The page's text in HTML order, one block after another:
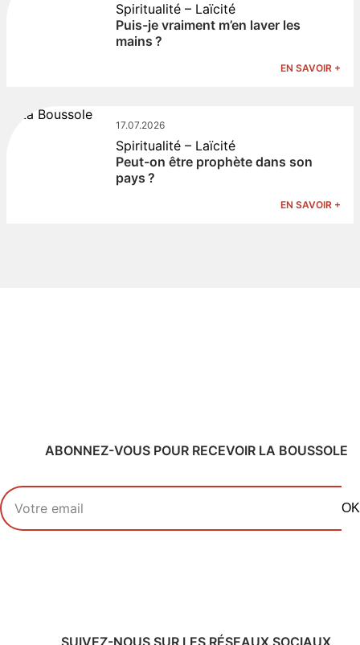
Spiritualité – Laïcité
Puis-je vraiment m’en laver les
mains ?
EN SAVOIR +
17.07.2026
Spiritualité – Laïcité
Peut-on être prophète dans son
pays ?
EN SAVOIR +
ABONNEZ-VOUS POUR RECEVOIR LA BOUSSOLE
Votre adresse email
OK
SUIVEZ-NOUS SUR LES RÉSEAUX SOCIAUX